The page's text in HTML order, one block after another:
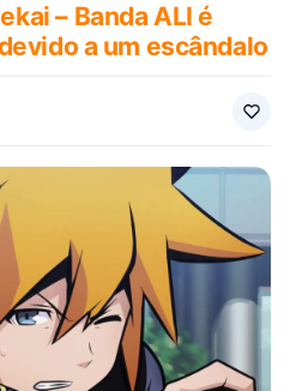
– Banda ALI é
a um escândalo